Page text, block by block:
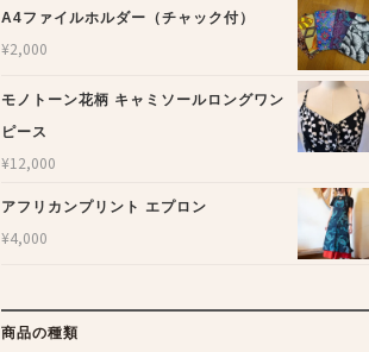
A4ファイルホルダー（チャック付）
¥2,000
モノトーン花柄 キャミソールロングワン
ピース
¥12,000
アフリカンプリント エプロン
¥4,000
商品の種類